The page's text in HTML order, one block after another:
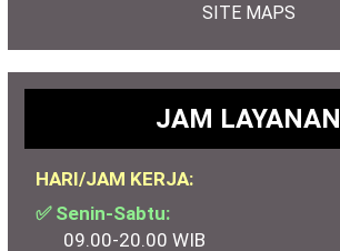
SITE MAPS
JAM LAYANAN
HARI/JAM KERJA:
✅ Senin-Sabtu:
09.00-20.00 WIB